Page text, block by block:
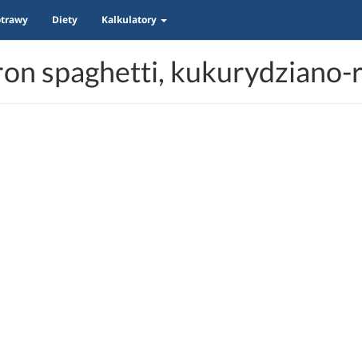
Diety Kalkulatory
spaghetti,